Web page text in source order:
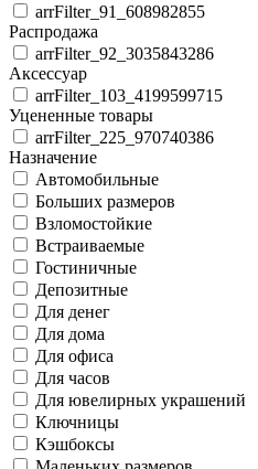
arrFilter_91_608982855
Распродажа
arrFilter_92_3035843286
Аксессуар
arrFilter_103_4199599715
Уцененные товары
arrFilter_225_970740386
Назначение
Автомобильные
Больших размеров
Взломостойкие
Встраиваемые
Гостиничные
Депозитные
Для денег
Для дома
Для офиса
Для часов
Для ювелирных украшений
Ключницы
Кэшбоксы